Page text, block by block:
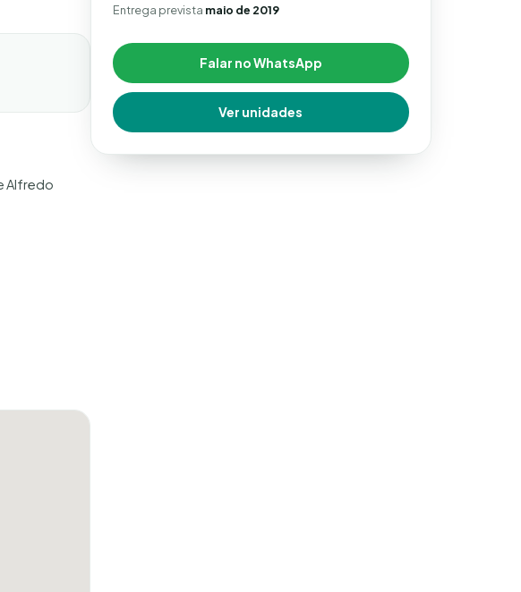
Alfredo
Entrega prevista maio de 2019
Falar no WhatsApp
Ver unidades